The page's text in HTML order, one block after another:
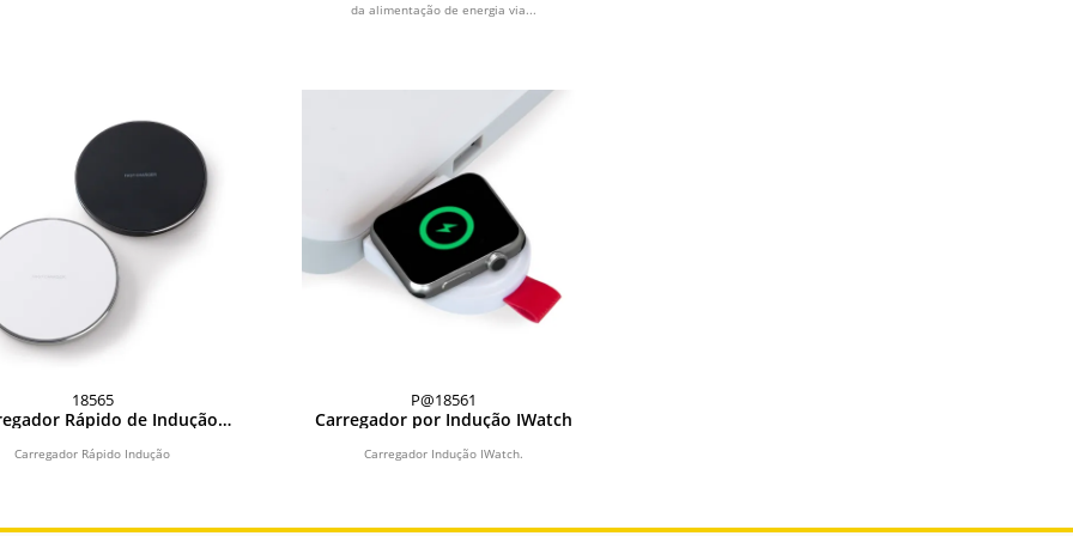
da alimentação de energia via...
18565
Rápido de Indução
Carregador Rápido Indução
P@18561
Carregador por Indução IWatch
Carregador Indução IWatch.